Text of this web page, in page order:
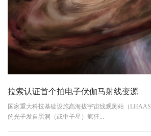
拉索认证首个拍电子伏伽马射线变源
国家重大科技基础设施高海拔宇宙线观测站（
的光子发自黑洞（或中子星）疯狂...